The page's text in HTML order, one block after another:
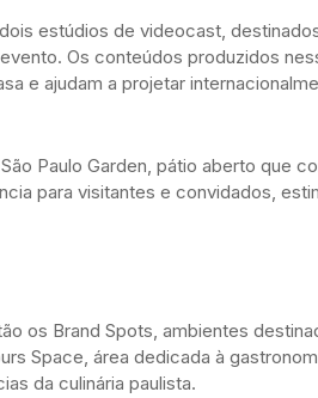
estúdios de videocast,
Os conteúdos produzidos
e ajudam a projetar
Paulo Garden, pátio aberto que
para visitantes e convidados,
os Brand Spots, ambientes
Space, área dedicada à
da culinária paulista.